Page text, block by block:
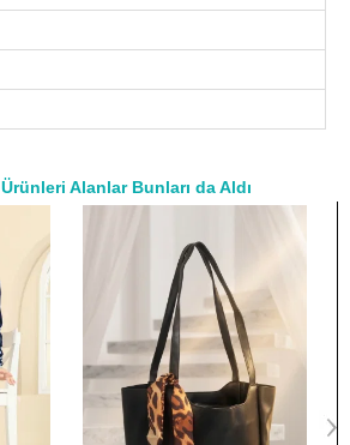
Göğüs
Boy
112
133
134 133
Alanlar Bunları da Aldı